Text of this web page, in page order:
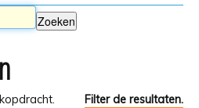
Filter de resultaten.